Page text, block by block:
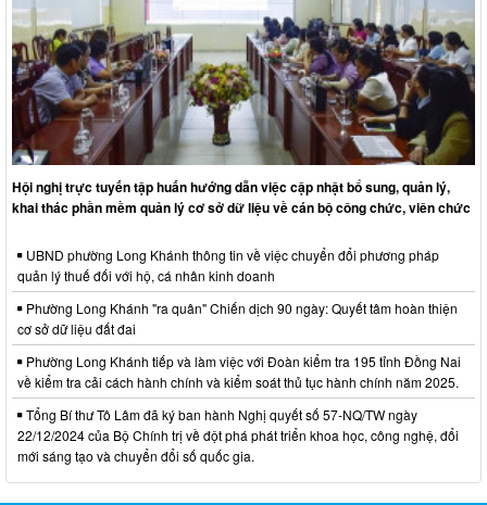
Hội nghị trực tuyến tập huấn hướng dẫn việc cập nhật bổ sung, quản lý,
khai thác phần mềm quản lý cơ sở dữ liệu về cán bộ công chức, viên chức
UBND phường Long Khánh thông tin về việc chuyển đổi phương pháp
quản lý thuế đối với hộ, cá nhân kinh doanh
Phường Long Khánh "ra quân" Chiến dịch 90 ngày: Quyết tâm hoàn thiện
cơ sở dữ liệu đất đai
Phường Long Khánh tiếp và làm việc với Đoàn kiểm tra 195 tỉnh Đồng Nai
về kiểm tra cải cách hành chính và kiểm soát thủ tục hành chính năm 2025.
Tổng Bí thư Tô Lâm đã ký ban hành Nghị quyết số 57-NQ/TW ngày
22/12/2024 của Bộ Chính trị về đột phá phát triển khoa học, công nghệ, đổi
mới sáng tạo và chuyển đổi số quốc gia.